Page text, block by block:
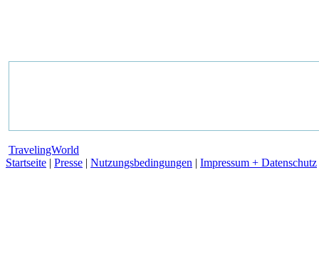
TravelingWorld
Startseite | Presse | Nutzungsbedingungen | Impressum + Datenschutz